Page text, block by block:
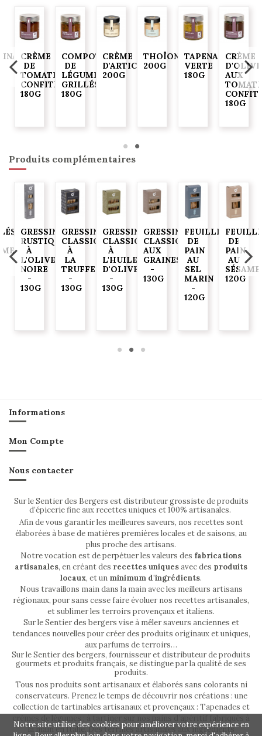
CRÈME
DE
TOMATES
CONFITES
180G
COMPOTÉE
DE
LÉGUMES
GRILLÉS
180G
CRÈME
D'ARTICHAUTS
200G
THOÏONADE
200G
TAPENADE
VERTE
180G
CRÈME
AUX
180G
Produits complémentaires
GRESSINS
RUSTIQUES
À
L'OLIVE
NOIRE
-
130G
GRESSINS
CLASSIQUES
À
LA
TRUFFE
-
130G
GRESSINS
CLASSIQUES
À
L'HUILE
D'OLIVE
-
130G
GRESSINS
CLASSIQUES
AUX
GRAINES
-
130G
FEUILLES
DE
PAIN
AU
SEL
MARIN
-
120G
DE
PAIN
AU
120G
Informations
Mon Compte
Nous contacter
Sur le Sentier des Bergers est distributeur grossiste de produits
d’épicerie fine aux recettes uniques et 100% artisanales.
Afin de vous garantir les meilleures saveurs, nos recettes sont
élaborées à base de matières premières locales et de saisons, au
plus proche des artisans.
Notre vocation est de perpétuer les valeurs des fabrications
artisanales, en créant des recettes uniquesavec des produits
locaux, et un minimum d'ingrédients.
Nous travaillons main dans la main avec les meilleurs artisans
régionaux, pour sans cesse faire évoluer nos recettes artisanales,
et sublimer les terroirs provençaux et italiens.
Sur le Sentier des bergers vise à mêler saveurs anciennes et
tendances nouvelles pour créer des produits originaux et uniques,
aux parfums de terroirs…
Sur le Sentier des bergers, fournisseur et distributeur de produits
gourmets et produits français, se distingue par la qualité de ses
produits.
Tous nos produits sont artisanaux et élaborés sans colorants ni
conservateurs. Prenez le temps de découvrir nos créations : une
collection de tartinables artisanaux et provençaux : Tapenades et
la main en Italie. Des terrines artisanales aux ingrédients
Notre site utilise des cookies pour améliorer votre expérience en